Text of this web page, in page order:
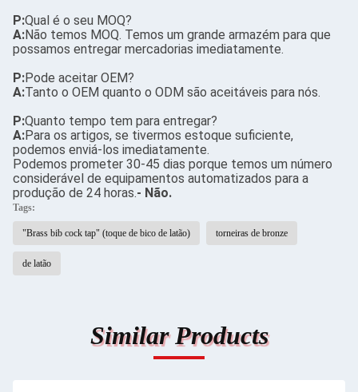
P:Qual é o seu MOQ?
A:Não temos MOQ. Temos um grande armazém para que
possamos entregar mercadorias imediatamente.
P:Pode aceitar OEM?
A:Tanto o OEM quanto o ODM são aceitáveis para nós.
P:Quanto tempo tem para entregar?
A:Para os artigos, se tivermos estoque suficiente,
podemos enviá-los imediatamente.
Podemos prometer 30-45 dias porque temos um número
considerável de equipamentos automatizados para a
produção de 24 horas.- Não.
Tags:
"Brass bib cock tap" (toque de bico de latão) torneiras de bronze
de latão
Similar Products